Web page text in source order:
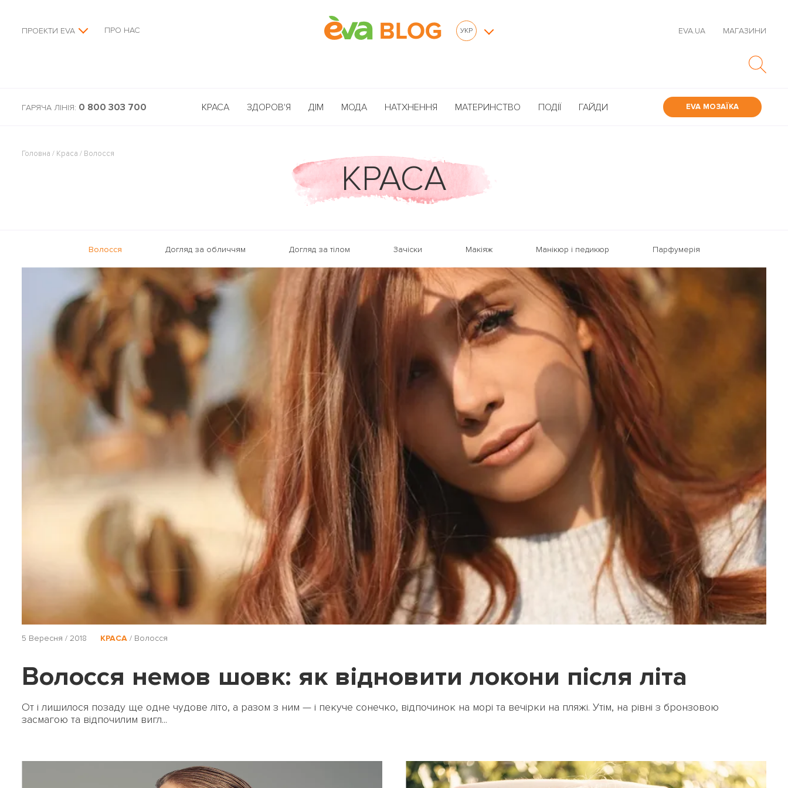
ПРОЕКТИ EVA ПРО НАС УКР EVA.UA МАГАЗИНИ
ГАРЯЧА ЛІНІЯ: 0 800 303 700 КРАСА ЗДОРОВ'Я ДІМ МОДА НАТХНЕННЯ МАТЕРИНСТВО ПОДІЇ ГАЙДИ EVA МОЗАЇКА
Головна / Краса / Волосся
КРАСА
Волосся Догляд за обличчям Догляд за тілом Зачіски Макіяж Манікюр і педикюр Парфумерія
5 Вересня / 2018 КРАСА / Волосся
Волосся немов шовк: як відновити локони після літа
От і лишилося позаду ще одне чудове літо, а разом з ним — і пекуче сонечко, відпочинок на морі та вечірки на пляжі. Утім, на рівні з бронзовою
засмагою та відпочилим вигл...